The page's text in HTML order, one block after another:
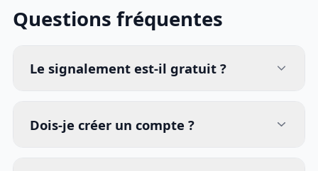
Questions fréquentes
Le signalement est-il gratuit ?
Dois-je créer un compte ?